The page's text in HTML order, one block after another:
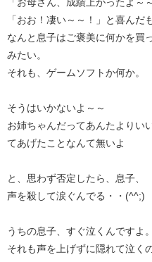
「おお！凄い～～！」と喜んだ
なんと息子はご褒美に何かを買
みたい。
それも、ゲームソフトか何か。
そうはいかないよ～～
お姉ちゃんだってあんたよりい
てあげたことなんて無いよ
と、思わず否定したら、息子、
声を殺して涙ぐんでる・・(^^;)
うちの息子、すぐ泣くんですよ。
それも声を上げずに隠れて泣くの